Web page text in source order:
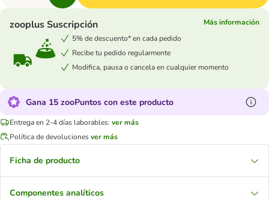
zooplus Suscripción
Más información
5% de descuento* en cada pedido
Recibe tu pedido regularmente
Modifica, pausa o cancela en cualquier momento
Gana 15 zooPuntos con este producto
Entrega en 2-4 días laborables: ver más
Política de devolucionesver más
Ficha de producto
Componentes analíticos